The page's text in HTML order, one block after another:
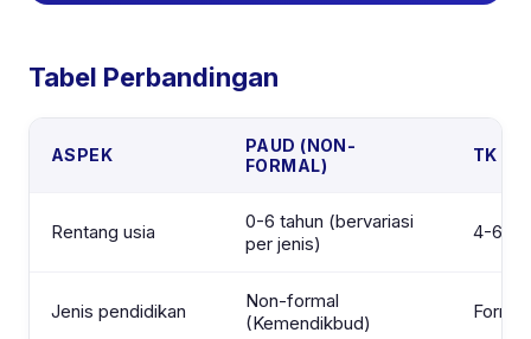
Tabel Perbandingan
ASPEK
PAUD (NON-
FORMAL)
TK
Rentang usia
0-6 tahun (bervariasi
per jenis)
4-6
Jenis pendidikan
Non-formal
(Kemendikbud)